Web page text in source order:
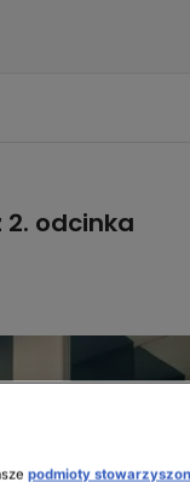
odcinka
podmioty